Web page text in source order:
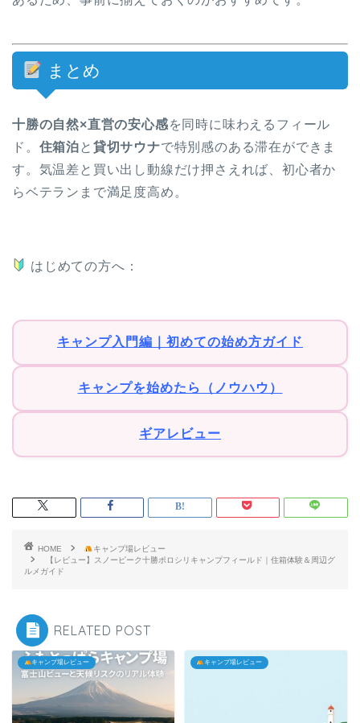
まとめ
十勝の自然×直営の安心感を同時に味わえるフィール
ド。 住箱泊 と 貸切サウナで特別感のある滞在ができま
す。気温差と買い出し動線だけ押さえれば、初心者か
らベテランまで満足度高め。
はじめての方へ：
キャンプ入門編｜初めての始め方ガイド
キャンプを始めたら（ノウハウ）
ギアレビュー
HOME
キャンプ場レビュー
【レビュー】スノーピーク十勝ポロシリキャンプフィールド｜住箱体験＆周辺グ
ルメガイド
RELATED POST
キャンプ場レビュー キャンプ場レビュー